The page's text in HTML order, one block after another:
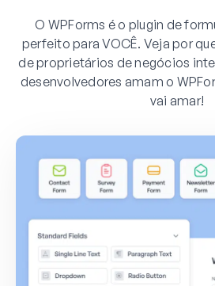
O WPForms é o plugin de
perfeito para VOCÊ. Veja por
de proprietários de negócios
desenvolvedores amam o
vai amar!